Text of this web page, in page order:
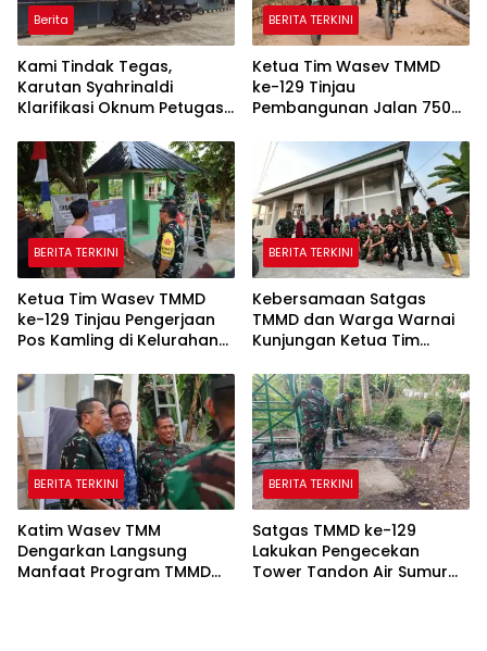
Berita
Kami Tindak Tegas,
Karutan Syahrinaldi
Klarifikasi Oknum Petugas
Komentar Pedas Kasus
Pasien BPJS
BERITA TERKINI
Ketua Tim Wasev TMMD
ke-129 Tinjau
Pembangunan Jalan 750
Jambe
BERITA TERKINI
Ketua Tim Wasev TMMD
ke-129 Tinjau Pengerjaan
Pos Kamling di Kelurahan
BERITA TERKINI
Kebersamaan Satgas
TMMD dan Warga Warnai
Kunjungan Ketua Tim
BERITA TERKINI
Katim Wasev TMM
Dengarkan Langsung
Manfaat Program TMMD
BERITA TERKINI
Satgas TMMD ke-129
Lakukan Pengecekan
Tower Tandon Air Sumur